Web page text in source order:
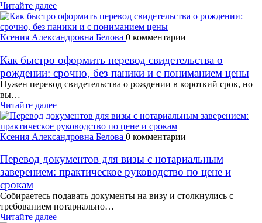
Читайте далее
Ксения Александровна Белова 0 комментарии
Как быстро оформить перевод свидетельства о
рождении: срочно, без паники и с пониманием цены
Нужен перевод свидетельства о рождении в короткий срок, но
вы…
Читайте далее
Ксения Александровна Белова 0 комментарии
Перевод документов для визы с нотариальным
заверением: практическое руководство по цене и
срокам
Собираетесь подавать документы на визу и столкнулись с
требованием нотариально…
Читайте далее